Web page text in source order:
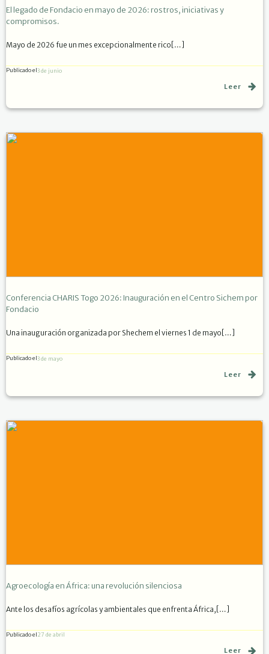
El legado de Fondacio en mayo de 2026: rostros, iniciativas y
compromisos.
Mayo de 2026 fue un mes excepcionalmente rico[…]
Publicado el3 de junio
Leer
Conferencia CHARIS Togo 2026: Inauguración en el Centro Sichem por
Fondacio
Una inauguración organizada por Shechem el viernes 1 de mayo[…]
Publicado el3 de mayo
Leer
Agroecología en África: una revolución silenciosa
Ante los desafíos agrícolas y ambientales que enfrenta África,[…]
Publicado el27 de abril
Leer